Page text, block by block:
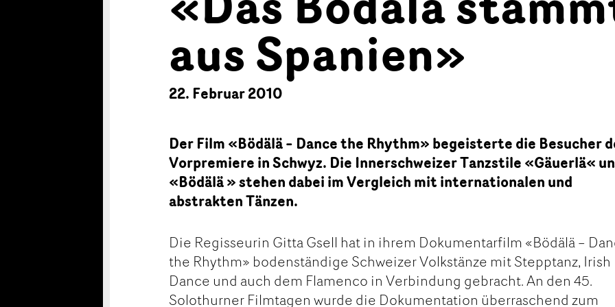
aus Spanien»
22. Februar 2010
Der Film «Bödälä – Dance the Rhythm» begeisterte die Besucher
Vorpremiere in Schwyz. Die Innerschweizer Tanzstile «Gäuerlä«
«Bödälä » stehen dabei im Vergleich mit internationalen und
abstrakten Tänzen.
Die Regisseurin Gitta Gsell hat in ihrem Dokumentarfilm «Bödälä –
the Rhythm» bodenständige Schweizer Volkstänze mit Stepptanz, Irish
Dance und auch dem Flamenco in Verbindung gebracht. An den 45.
Solothurner Filmtagen wurde die Dokumentation überraschend zum